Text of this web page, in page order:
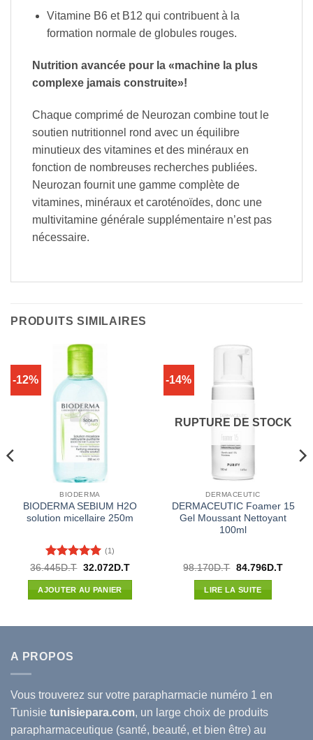
Vitamine B6 et B12 qui contribuent à la
formation normale de globules rouges.
Nutrition avancée pour la «machine la plus
complexe jamais construite»!
Chaque comprimé de Neurozan combine tout le
soutien nutritionnel rond avec un équilibre
minutieux des vitamines et des minéraux en
fonction de nombreuses recherches publiées.
Neurozan fournit une gamme complète de
vitamines, minéraux et caroténoïdes, donc une
multivitamine générale supplémentaire n’est pas
nécessaire.
PRODUITS SIMILAIRES
-12%
BIODERMA
BIODERMA SEBIUM H2O
solution micellaire 250m
Note5 sur
5
(1)
36.445D.T Le
initial
était :
32.072D.TLe
AJOUTER AU PANIER
-14%
RUPTURE DE STOCK
DERMACEUTIC
DERMACEUTIC Foamer 15
Gel Moussant Nettoyant
100ml
98.170D.T Le
initial
était :
84.796D.TLe
LIRE LA SUITE
A PROPOS
Vous trouverez sur votre parapharmacie numéro 1 en
Tunisie tunisiepara.com, un large choix de produits
parapharmaceutique (santé, beauté, et bien être) au